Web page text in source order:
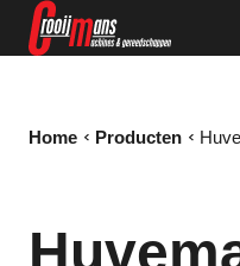
Home Producten